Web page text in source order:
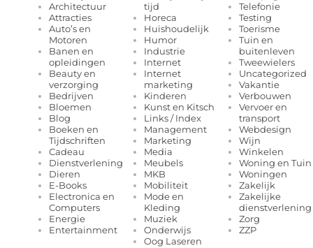
Architectuur
Attracties
Auto’s en
Motoren
Banen en
opleidingen
Beauty en
verzorging
Bedrijven
Bloemen
Blog
Boeken en
Tijdschriften
Cadeau
Dienstverlening
Dieren
E-Books
Electronica en
Computers
Energie
Entertainment
tijd
Horeca
Huishoudelijk
Humor
Industrie
Internet
Internet
marketing
Kinderen
Kunst en Kitsch
Links / Index
Management
Marketing
Media
Meubels
MKB
Mobiliteit
Mode en
Kleding
Muziek
Onderwijs
Oog Laseren
Telefonie
Testing
Toerisme
Tuin en
buitenleven
Tweewielers
Uncategorized
Vakantie
Verbouwen
Vervoer en
transport
Webdesign
Wijn
Winkelen
Woning en Tuin
Woningen
Zakelijk
Zakelijke
dienstverlening
Zorg
ZZP